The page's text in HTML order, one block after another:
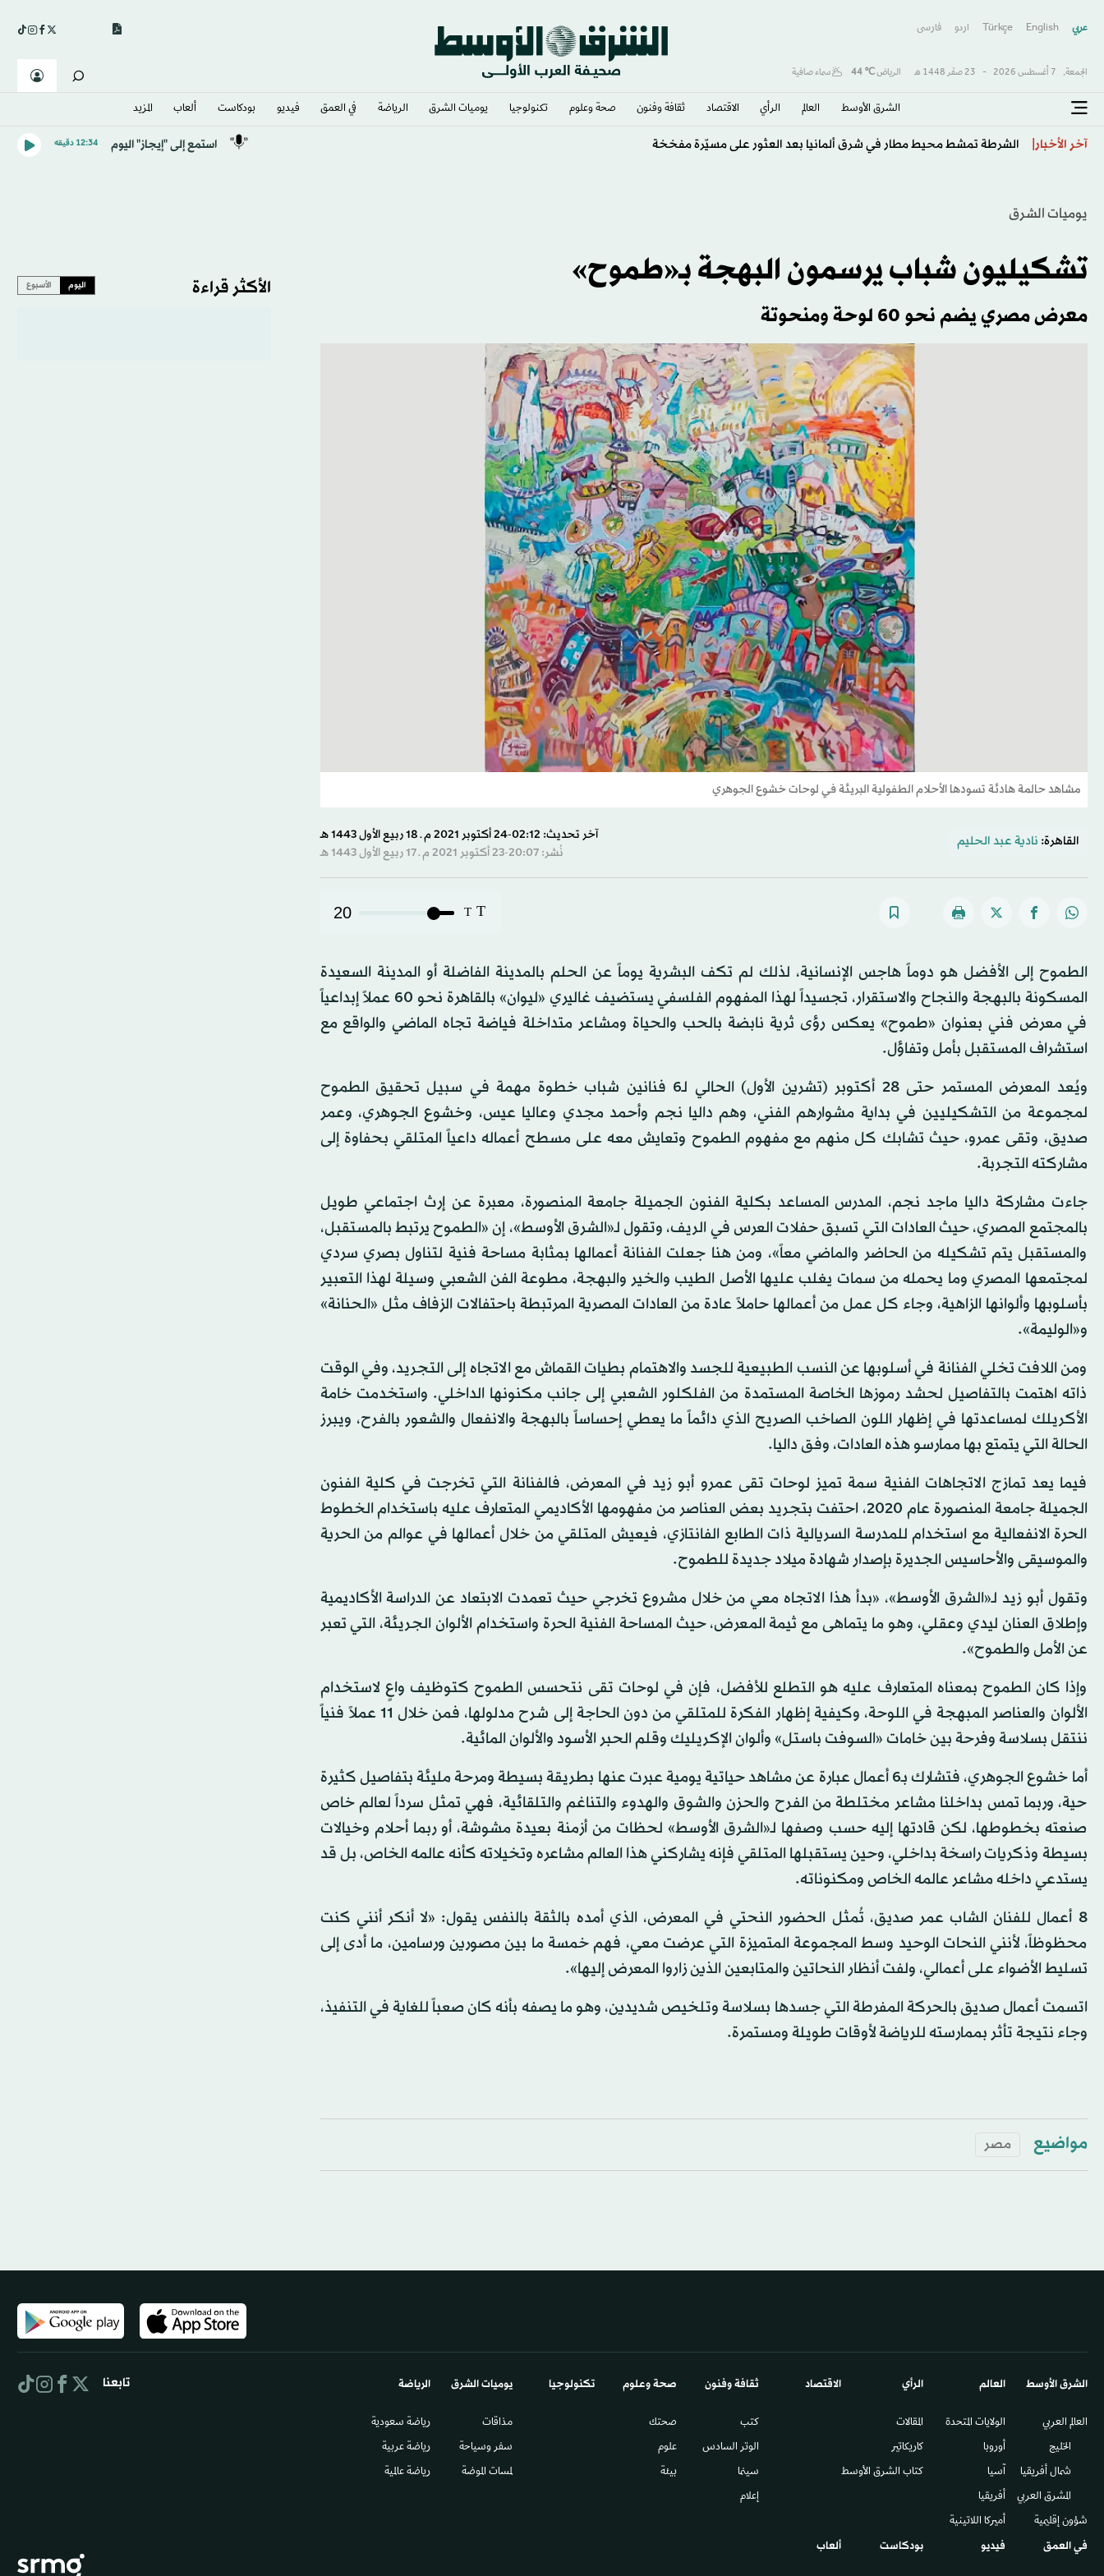
عربي English
Türkçe اردو فارسى
الجمعة, 7 أغسطس 2026 - 23 صفَر 1448 هـ الرياض℃
44 سماء صافية
الشرق الأوسط​ العالم الرأي الاقتصاد ثقافة وفنون صحة وعلوم تكنولوجيا يوميات الشرق​ الرياضة في العمق فيديو بودكاست ألعاب المزيد
آخر الأخبار استمع إلى "إيجاز" اليوم 12:34 دقيقه
يوميات الشرق
تشكيليون شباب يرسمون البهجة بـ«طموح»
معرض مصري يضم نحو 60 لوحة ومنحوتة
مشاهد حالمة هادئة تسودها الأحلام الطفولية البريئة في لوحات خشوع الجوهري
القاهرة: نادية عبد الحليم
آخر تحديث: 02:12-24 أكتوبر 2021 م ـ 18 ربيع الأول 1443 هـ
نُشر: 20:07-23 أكتوبر 2021 م ـ 17 ربيع الأول 1443 هـ
T
T
20
الطموح إلى الأفضل هو دوماً هاجس الإنسانية، لذلك لم تكف البشرية يوماً عن الحلم بالمدينة الفاضلة أو المدينة السعيدة
المسكونة بالبهجة والنجاح والاستقرار، تجسيداً لهذا المفهوم الفلسفي يستضيف غاليري «ليوان» بالقاهرة نحو 60 عملاً إبداعياً
في معرض فني بعنوان «طموح» يعكس رؤى ثرية نابضة بالحب والحياة ومشاعر متداخلة فياضة تجاه الماضي والواقع مع
استشراف المستقبل بأمل وتفاؤل.
ويُعد المعرض المستمر حتى 28 أكتوبر (تشرين الأول) الحالي لـ6 فنانين شباب خطوة مهمة في سبيل تحقيق الطموح
لمجموعة من التشكيليين في بداية مشوارهم الفني، وهم داليا نجم وأحمد مجدي وعاليا عيس، وخشوع الجوهري، وعمر
صديق، وتقى عمرو، حيث تشابك كل منهم مع مفهوم الطموح وتعايش معه على مسطح أعماله داعياً المتلقي بحفاوة إلى
مشاركته التجربة.
جاءت مشاركة داليا ماجد نجم، المدرس المساعد بكلية الفنون الجميلة جامعة المنصورة، معبرة عن إرث اجتماعي طويل
بالمجتمع المصري، حيث العادات التي تسبق حفلات العرس في الريف، وتقول لـ«الشرق الأوسط»، إن «الطموح يرتبط بالمستقبل،
والمستقبل يتم تشكيله من الحاضر والماضي معاً»، ومن هنا جعلت الفنانة أعمالها بمثابة مساحة فنية لتناول بصري سردي
لمجتمعها المصري وما يحمله من سمات يغلب عليها الأصل الطيب والخير والبهجة، مطوعة الفن الشعبي وسيلة لهذا التعبير
بأسلوبها وألوانها الزاهية، وجاء كل عمل من أعمالها حاملاً عادة من العادات المصرية المرتبطة باحتفالات الزفاف مثل «الحنانة»
و«الوليمة».
ومن اللافت تخلي الفنانة في أسلوبها عن النسب الطبيعية للجسد والاهتمام بطيات القماش مع الاتجاه إلى التجريد، وفي الوقت
ذاته اهتمت بالتفاصيل لحشد رموزها الخاصة المستمدة من الفلكلور الشعبي إلى جانب مكنونها الداخلي. واستخدمت خامة
الأكريلك لمساعدتها في إظهار اللون الصاخب الصريح الذي دائماً ما يعطي إحساساً بالبهجة والانفعال والشعور بالفرح، ويبرز
الحالة التي يتمتع بها ممارسو هذه العادات، وفق داليا.
فيما يعد تمازج الاتجاهات الفنية سمة تميز لوحات تقى عمرو أبو زيد في المعرض، فالفنانة التي تخرجت في كلية الفنون
الجميلة جامعة المنصورة عام 2020، احتفت بتجريد بعض العناصر من مفهومها الأكاديمي المتعارف عليه باستخدام الخطوط
الحرة الانفعالية مع استخدام للمدرسة السريالية ذات الطابع الفانتازي، فيعيش المتلقي من خلال أعمالها في عوالم من الحرية
والموسيقى والأحاسيس الجديرة بإصدار شهادة ميلاد جديدة للطموح.
وتقول أبو زيد لـ«الشرق الأوسط»، «بدأ هذا الاتجاه معي من خلال مشروع تخرجي حيث تعمدت الابتعاد عن الدراسة الأكاديمية
وإطلاق العنان ليدي وعقلي، وهو ما يتماهى مع ثيمة المعرض، حيث المساحة الفنية الحرة واستخدام الألوان الجريئة، التي تعبر
عن الأمل والطموح».
وإذا كان الطموح بمعناه المتعارف عليه هو التطلع للأفضل، فإن في لوحات تقى نتحسس الطموح كتوظيف واعٍ لاستخدام
الألوان والعناصر المبهجة في اللوحة، وكيفية إظهار الفكرة للمتلقي من دون الحاجة إلى شرح مدلولها، فمن خلال 11 عملاً فنياً
ننتقل بسلاسة وفرحة بين خامات «السوفت باستل» وألوان الإكريليك وقلم الحبر الأسود والألوان المائية.
أما خشوع الجوهري، فتشارك بـ6 أعمال عبارة عن مشاهد حياتية يومية عبرت عنها بطريقة بسيطة ومرحة مليئة بتفاصيل كثيرة
حية، وربما تمس بداخلنا مشاعر مختلطة من الفرح والحزن والشوق والهدوء والتناغم والتلقائية، فهي تمثل سرداً لعالم خاص
صنعته بخطوطها، لكن قادتها إليه حسب وصفها لـ«الشرق الأوسط» لحظات من أزمنة بعيدة مشوشة، أو ربما أحلام وخيالات
بسيطة وذكريات راسخة بداخلي، وحين يستقبلها المتلقي فإنه يشاركني هذا العالم مشاعره وتخيلاته كأنه عالمه الخاص، بل قد
يستدعي داخله مشاعر عالمه الخاص ومكنوناته.
8 أعمال للفنان الشاب عمر صديق، تُمثل الحضور النحتي في المعرض، الذي أمده بالثقة بالنفس يقول: «لا أنكر أنني كنت
محظوظاً، لأنني النحات الوحيد وسط المجموعة المتميزة التي عرضت معي، فهم خمسة ما بين مصورين ورسامين، ما أدى إلى
تسليط الأضواء على أعمالي، ولفت أنظار النحاتين والمتابعين الذين زاروا المعرض إليها».
اتسمت أعمال صديق بالحركة المفرطة التي جسدها بسلاسة وتلخيص شديدين، وهو ما يصفه بأنه كان صعباً للغاية في التنفيذ،
وجاء نتيجة تأثر بممارسته للرياضة لأوقات طويلة ومستمرة.
مواضيع مصر
الأكثر قراءة اليوم الأسبوع
الشرق الأوسط​
العالم العربي
الخليج
شمال أفريقيا
المشرق العربي
شؤون إقليمية
العالم
الولايات المتحدة
أوروبا
آسيا
أفريقيا
أميركا اللاتينية
الرأي
المقالات
كاريكاتير
كتاب الشرق الأوسط
الاقتصاد ثقافة وفنون
كتب
الوتر السادس​
سينما
إعلام
صحة وعلوم
صحتك
علوم
بيئة
تكنولوجيا يوميات الشرق​
مذاقات
سفر وسياحة
لمسات الموضة
الرياضة
رياضة سعودية
رياضة عربية
رياضة عالمية
في العمق فيديو بودكاست ألعاب
تابعنا